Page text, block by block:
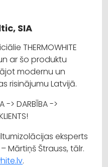
SIA
THERMOWHITE
ar šo produktu
modernu un
risinājumu Latvijā.
-> DARBĪBA ->
eksperts
Mārtiņš Štrauss, tālr.
.